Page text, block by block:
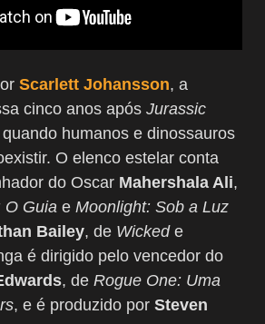
Scarlett Johansson, a
cinco anos após Jurassic
quando humanos e dinossauros
O elenco estelar conta
do Oscar Mahershala Ali,
O Guia e Moonlight: Sob a Luz
Bailey, de Wickede
é dirigido pelo vencedor do
, de Rogue One: Uma
, e é produzido por Steven